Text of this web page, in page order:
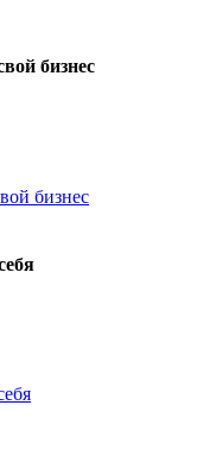
бизнес